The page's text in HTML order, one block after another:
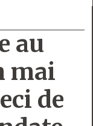
au
mai
de